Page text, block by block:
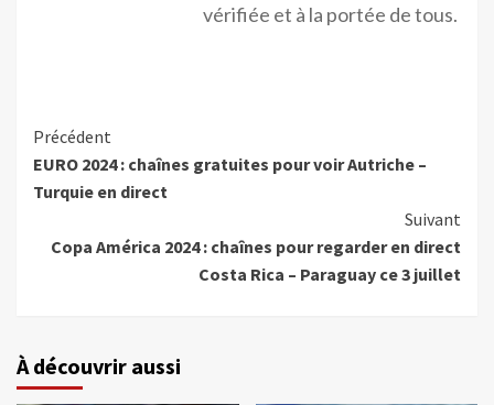
vérifiée et à la portée de tous.
Précédent
EURO 2024 : chaînes gratuites pour voir Autriche –
Turquie en direct
Suivant
Copa América 2024 : chaînes pour regarder en direct
Costa Rica – Paraguay ce 3 juillet
À découvrir aussi